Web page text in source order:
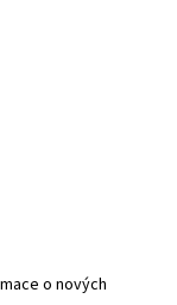
o nových